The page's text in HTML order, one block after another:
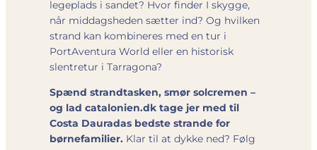
legeplads i sandet? Hvor finder I skygge,
når middagsheden sætter ind? Og hvilken
strand kan kombineres med en tur i
PortAventura World eller en historisk
slentretur i Tarragona?
Spænd strandtasken, smør solcremen –
og lad catalonien.dk tage jer med til
Costa Dauradas bedste strande for
børnefamilier. Klar til at dykke ned? Følg